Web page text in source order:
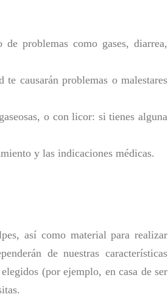
problemas como gases, diarrea,
causarán problemas o malestares
o con licor: si tienes alguna
y las indicaciones médicas.
así como material para realizar
de nuestras características
(por ejemplo, en casa de ser